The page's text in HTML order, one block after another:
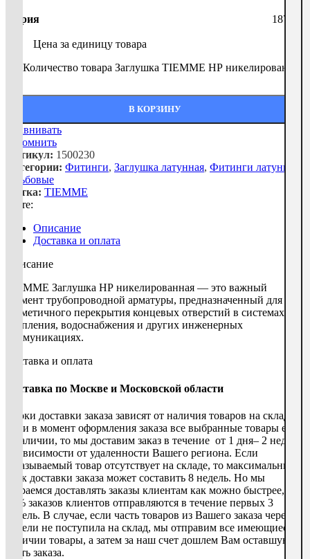
Серия 1878N
Цена за единицу товара
Количество товара Заглушка TIEMME НР никелированная
В КОРЗИНУ
Сравнивать
Запомнить
Артикул: 1500230
Категории: Фитинги, Заглушка латунная, Фитинги латунные
резьбовые
Метка: TIEMME
Share:
Описание
Доставка и оплата
Описание
TIEMME Заглушка НР никелированная — это важный
элемент трубопроводной арматуры, предназначенный для
герметичного перекрытия концевых отверстий в системах
отопления, водоснабжения и других инженерных
коммуникациях.
Доставка и оплата
Доставка по Москве и Московской области
Сроки доставки заказа зависят от наличия товаров на складе.
Если в момент оформления заказа все выбранные товары есть
в наличии, то мы доставим заказ в течение от 1 дня– 2 недель,
в зависимости от удаленности Вашего региона. Если
заказываемый товар отсутствует на складе, то максимальный
срок доставки заказа может составить 8 недель. Но мы
стараемся доставлять заказы клиентам как можно быстрее, и
90% заказов клиентов отправляются в течение первых 3
недель. В случае, если часть товаров из Вашего заказа через 3
недели не поступила на склад, мы отправим все имеющиеся в
наличии товары, а затем за наш счет дошлем Вам оставшуюся
часть заказа.